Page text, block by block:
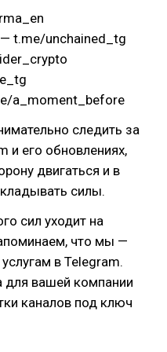
t.me/unchained_tg
a_moment_before
следить за
и его обновлениях,
двигаться и в
силы.
сил уходит на
что мы —
в Telegram.
для вашей компании
каналов под ключ